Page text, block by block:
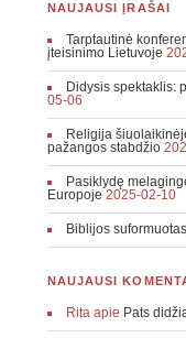
NAUJAUSI ĮRAŠAI
Tarptautinė
įteisinimo Lietuvoje
Didysis spektaklis:
05-06
Religija
pažangos stabdžio
Pasiklydę
Europoje 2025-02-10
Biblijos
NAUJAUSI
Ritaapie Pats